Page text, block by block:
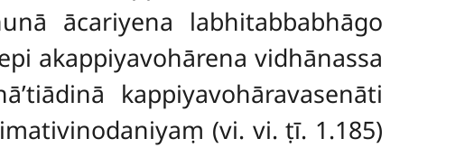
ācariyena labhitabbabhāgo
akappiyavohārena vidhānassa
kappiyavohāravasenāti
(vi. vi. ṭī. 1.185)